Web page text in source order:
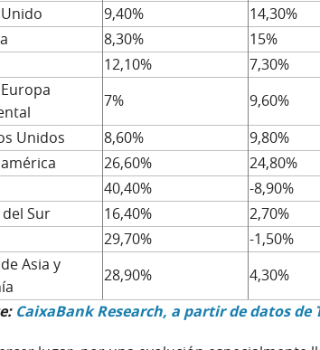
9,40% 14,30%
8,30% 15%
12,10% 7,30%
7% 9,60%
Unidos
8,60% 9,80%
26,60% 24,80%
40,40% -8,90%
Sur
16,40% 2,70%
29,70% -1,50%
Asia y
28,90% 4,30%
CaixaBank Research, a partir de datos de